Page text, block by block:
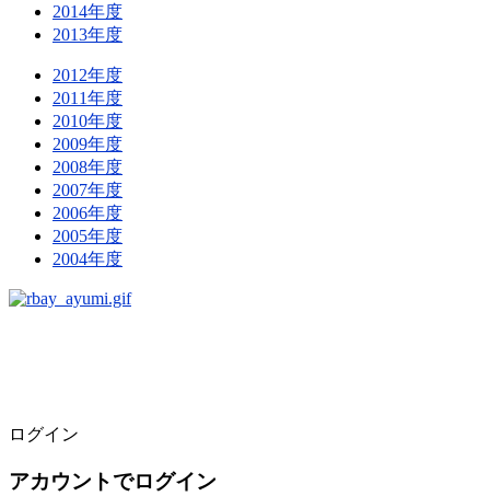
2014年度
2013年度
2012年度
2011年度
2010年度
2009年度
2008年度
2007年度
2006年度
2005年度
2004年度
ログイン
アカウントでログイン